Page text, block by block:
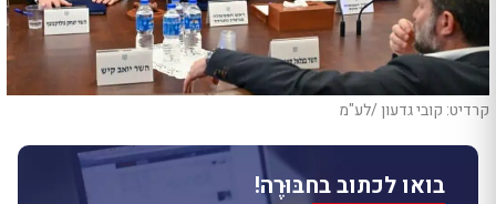
קרדיט: קובי גדעון /לע"מ
בואו לכתוב בחבּוּרֶה!